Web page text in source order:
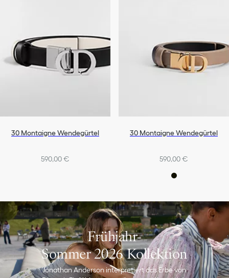
30 Montaigne Wendegürtel
590,00 €
30 Montaigne Wendegürtel
590,00 €
Frühjahr-
Sommer 2026 Kollektion
Jonathan Anderson interpretiert das Erbe von